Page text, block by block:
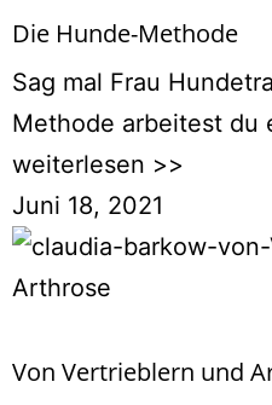
Die Hunde-Methode
Sag mal Frau
Methode arbeitest du
weiterlesen >>
Juni 18, 2021
Von Vertrieblern und